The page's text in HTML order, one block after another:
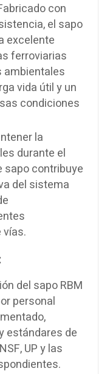
con
el sapo
excelente
ferroviarias
ambientales
vida útil y un
condiciones
la
durante el
sapo contribuye
del sistema
del sapo RBM
personal
estándares de
UP y las